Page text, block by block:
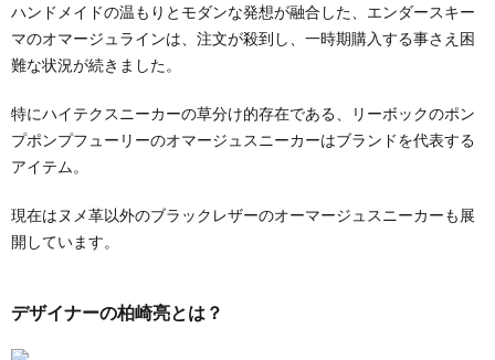
ハンドメイドの温もりとモダンな発想が融合した、エンダースキー
マのオマージュラインは、注文が殺到し、一時期購入する事さえ困
難な状況が続きました。
特にハイテクスニーカーの草分け的存在である、リーボックのポン
プポンプフューリーのオマージュスニーカーはブランドを代表する
アイテム。
現在はヌメ革以外のブラックレザーのオーマージュスニーカーも展
開しています。
デザイナーの柏崎亮とは？